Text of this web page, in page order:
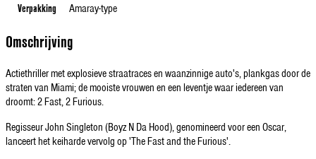
Verpakking
Amaray-type
Omschrijving
Actiethriller met explosieve straatraces en waanzinnige auto's, plankgas door de
straten van Miami; de mooiste vrouwen en een leventje waar iedereen van
droomt: 2 Fast, 2 Furious.
Regisseur John Singleton (Boyz N Da Hood), genomineerd voor een Oscar,
lanceert het keiharde vervolg op 'The Fast and the Furious'.